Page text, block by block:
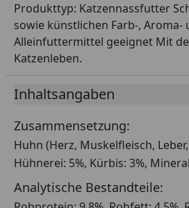
Produkttyp: Katzennassfutter
sowie künstlichen Farb-,
Alleinfuttermittel geeignet Mit
Katzenleben.
Inhaltsangaben
Zusammensetzung:
Huhn (Herz, Muskelfleisch,
Hühnerei: 5%, Kürbis: 3%,
Analytische Bestandteile: